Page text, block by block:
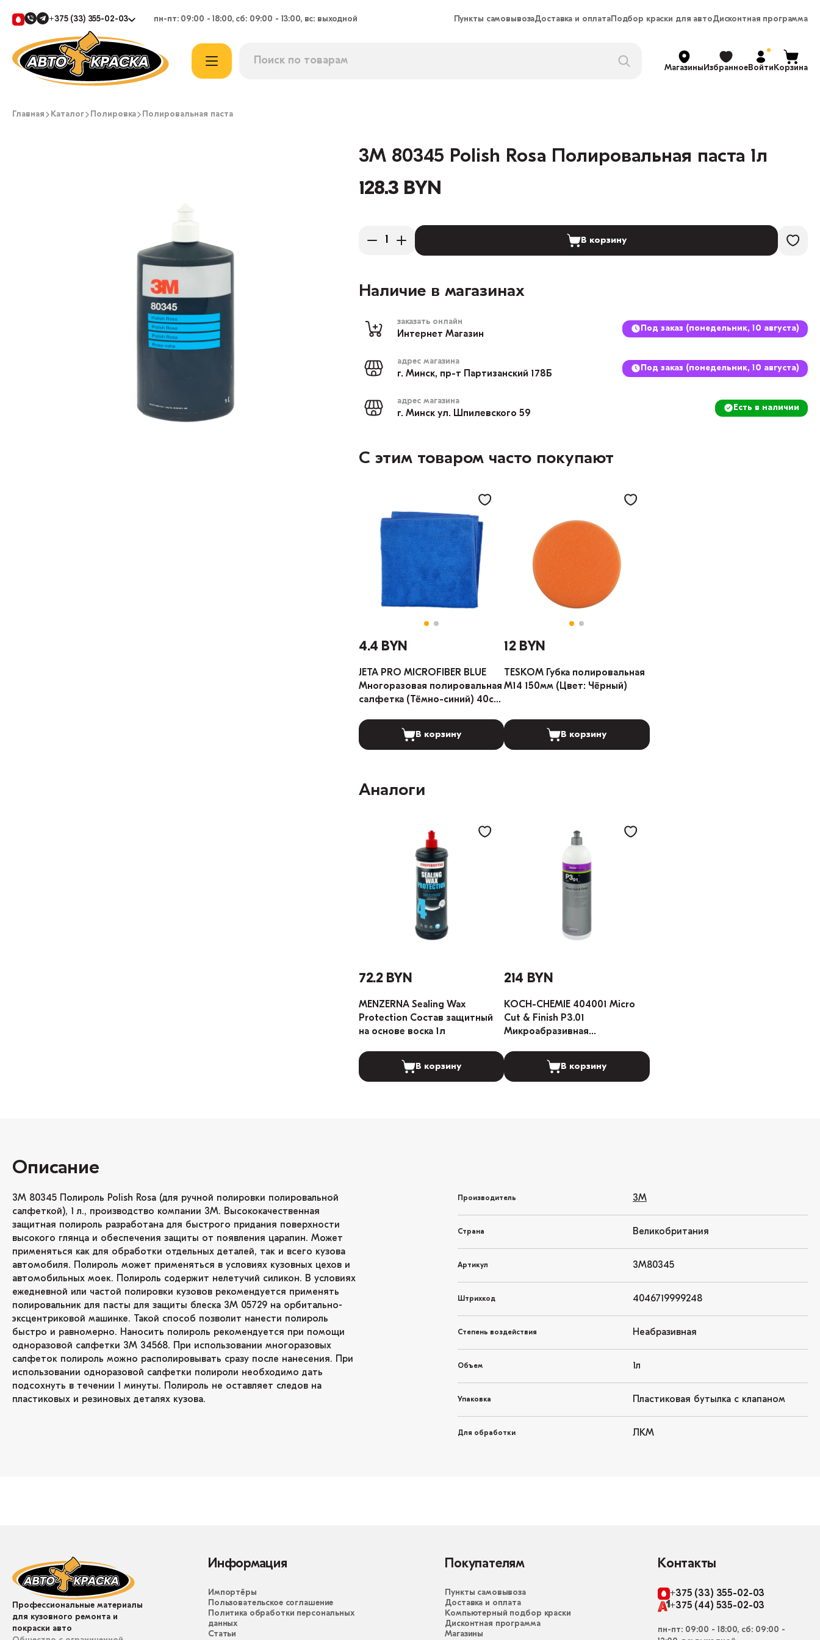
+375 (33) 355-02-03 пн-пт: 09:00 - 18:00, сб: 09:00 - 13:00, вс: выходной Пункты самовывозаДоставка и оплатаПодбор краски для автоДисконтная программа
МагазиныИзбранноеВойтиКорзина
Главная Каталог Полировка Полировальная паста
3М 80345 Polish Rosa Полировальная паста 1л
128.3 BYN
В корзину
Наличие в магазинах
заказать онлайн
Интернет Магазин
Под заказ (понедельник, 10 августа)
адрес магазина
г. Минск, пр-т Партизанский 178Б
Под заказ (понедельник, 10 августа)
адрес магазина
г. Минск ул. Шпилевского 59
Есть в наличии
С этим товаром часто покупают
4.4 BYN
JETA PRO MICROFIBER BLUE
Многоразовая полировальная
салфетка (Тёмно-синий) 40см
В корзину
12 BYN
TESKOM Губка полировальная
M14 150мм (Цвет: Чёрный)
В корзину
Аналоги
72.2 BYN
MENZERNA Sealing Wax
Protection Состав защитный
на основе воска 1л
В корзину
214 BYN
KOCH-CHEMIE 404001 Micro
Cut & Finish P3.01
Микроабразивная
карнаубы 1л
В корзину
Описание
3М 80345 Полироль Polish Rosa (для ручной полировки полировальной
салфеткой), 1 л., производство компании 3М. Высококачественная
защитная полироль разработана для быстрого придания поверхности
высокого глянца и обеспечения защиты от появления царапин. Может
применяться как для обработки отдельных деталей, так и всего кузова
автомобиля. Полироль может применяться в условиях кузовных цехов и
автомобильных моек. Полироль содержит нелетучий силикон. В условиях
ежедневной или частой полировки кузовов рекомендуется применять
полировальник для пасты для защиты блеска 3М 05729 на орбитально-
эксцентриковой машинке. Такой способ позволит нанести полироль
быстро и равномерно. Наносить полироль рекомендуется при помощи
одноразовой салфетки 3М 34568. При использовании многоразовых
салфеток полироль можно располировывать сразу после нанесения. При
использовании одноразовой салфетки полироли необходимо дать
подсохнуть в течении 1 минуты. Полироль не оставляет следов на
пластиковых и резиновых деталях кузова.
Производитель 3M
Страна Великобритания
Артикул 3М80345
Штрихкод 4046719999248
Степень воздействия Неабразивная
Объем 1л
Упаковка Пластиковая бутылка с клапаном
Для обработки ЛКМ
Профессиональные материалы
для кузовного ремонта и
покраски авто
Информация
Импортёры
Пользовательское соглашение
Политика обработки персональных
данных
Статьи
Покупателям
Пункты самовывоза
Доставка и оплата
Компьютерный подбор краски
Дисконтная программа
Магазины
Контакты
+375 (33) 355-02-03
+375 (44) 535-02-03
пн-пт: 09:00 - 18:00, сб: 09:00 -